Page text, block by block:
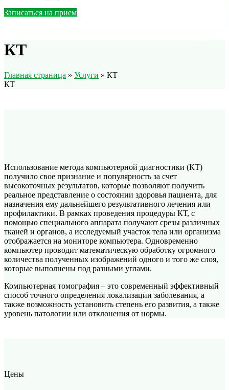
Записаться на прием
КТ
Главная страница » Услуги » КТ
КТ
Использование метода компьютерной диагностики (КТ)
получило свое признание и популярность за счет
высокоточных результатов, которые позволяют получить
реальное представление о состоянии здоровья пациента, для
назначения ему дальнейшего результативного лечения или
профилактики. В рамках проведения процедуры КТ, с
помощью специального аппарата получают срезы различных
тканей и органов, а исследуемый участок тела или организма
отображается на мониторе компьютера. Одновременно
компьютер проводит математическую обработку огромного
количества полученных изображений одного и того же слоя,
которые выполнены под разными углами.
Компьютерная томография – это современный эффективный
способ точного определения локализации заболевания, а
также возможность установить степень его развития, а также
уровень патологии или отклонения от нормы.
Цены